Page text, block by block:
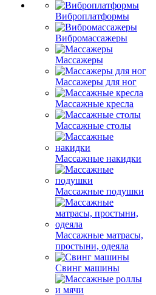
Виброплатформы
Вибромассажеры
Массажеры
Массажеры для ног
Массажные кресла
Массажные столы
Массажные накидки
Массажные подушки
Массажные матрасы,
простыни, одеяла
Свинг машины